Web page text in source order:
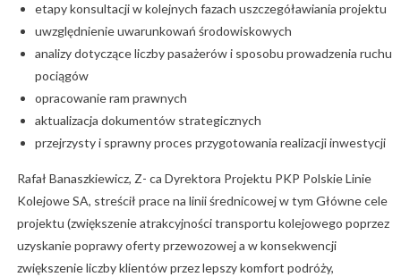
etapy konsultacji w kolejnych fazach uszczegóławiania projektu
uwzględnienie uwarunkowań środowiskowych
analizy dotyczące liczby pasażerów i sposobu prowadzenia ruchu
pociągów
opracowanie ram prawnych
aktualizacja dokumentów strategicznych
przejrzysty i sprawny proces przygotowania realizacji inwestycji
Rafał Banaszkiewicz, Z- ca Dyrektora Projektu PKP Polskie Linie
Kolejowe SA, streścił prace na linii średnicowej w tym Główne cele
projektu (zwiększenie atrakcyjności transportu kolejowego poprzez
uzyskanie poprawy oferty przewozowej a w konsekwencji
zwiększenie liczby klientów przez lepszy komfort podróży,